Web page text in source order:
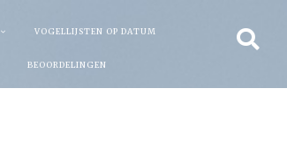
VOGELLIJSTEN OP DATUM
BEOORDELINGEN